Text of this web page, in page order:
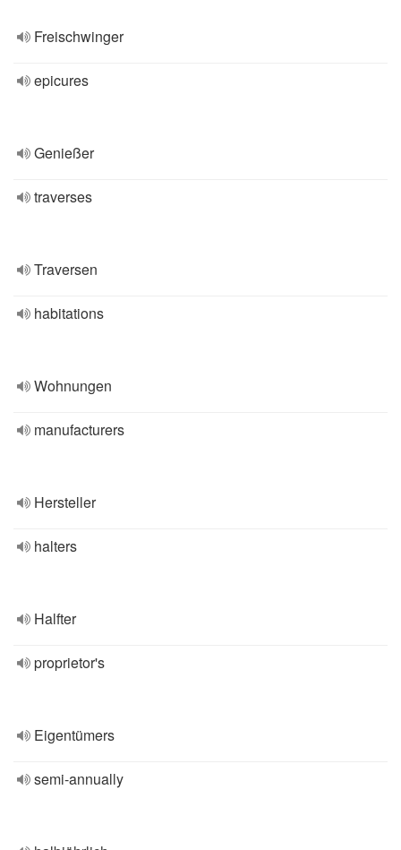
Freischwinger
epicures
Genießer
traverses
Traversen
habitations
Wohnungen
manufacturers
Hersteller
halters
Halfter
proprietor's
Eigentümers
semi-annually